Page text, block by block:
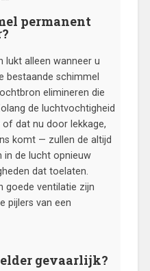
permanent
lukt alleen wanneer u
bestaande schimmel
elimineren die
de luchtvochtigheid
dat nu door lekkage,
komt — zullen de altijd
in de lucht opnieuw
dat toelaten.
goede ventilatie zijn
pijlers van een
gevaarlijk?